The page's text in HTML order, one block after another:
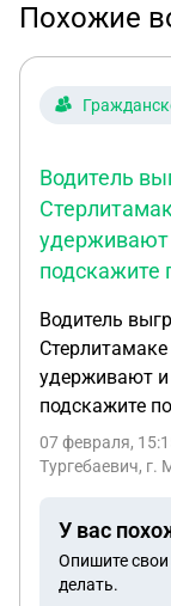
Похожие
Водитель
удерживают
подскажите
Водитель
Стерлитамаке
удерживают и
подскажите
07 февраля,
Тургебаевич, г.
У вас
Опишите
делать.